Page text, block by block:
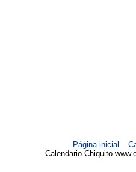
Página inicial –
Calendario Chiquito